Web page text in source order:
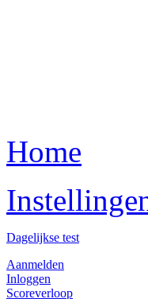
Home
Dagelijkse test
Aanmelden
Inloggen
Scoreverloop